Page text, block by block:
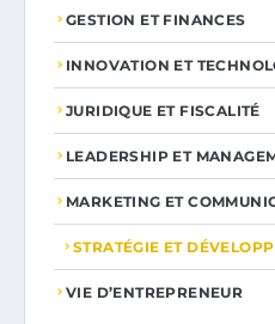
GESTION ET FINANCES
INNOVATION ET
JURIDIQUE ET FISCALITÉ
LEADERSHIP ET
MARKETING ET
STRATÉGIE ET
VIE D’ENTREPRENEUR